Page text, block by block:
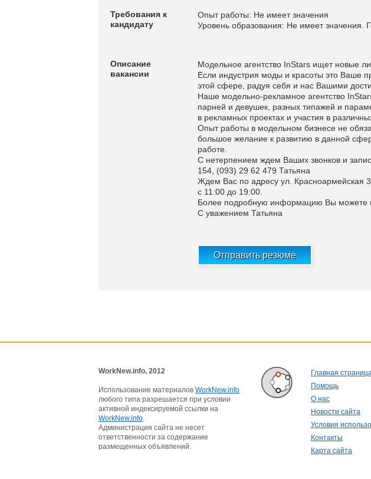
Требования к
кандидату
Опыт работы: Не имеет значения
Уровень образования: Не имеет значения.
Описание
вакансии
Модельное агентство InStars ищет новые
Если индустрия моды и красоты это Ваше
этой сфере, радуя себя и нас Вашими
Наше модельно-рекламное агентство
парней и девушек, разных типажей и
в рекламных проектах и участия в
Опыт работы в модельном бизнесе не
большое желание к развитию в данной
работе.
С нетерпением ждем Ваших звонков и
154, (093) 29 62 479 Татьяна
Ждем Вас по адресу ул. Красноармейская
с 11:00 до 19:00.
Более подробную информацию Вы можете
С уважением Татьяна
Отправить резюме
WorkNew.info, 2012
Использование материалов WorkNew.info
любого типа разрешается при условии
активной индексируемой ссылки на
WorkNew.info.
Администрация сайта не несет
ответственности за содержание
размещенных объявлений.
Главная
Помощь
О нас
Новости сайта
Условия
Контакты
Карта сайта